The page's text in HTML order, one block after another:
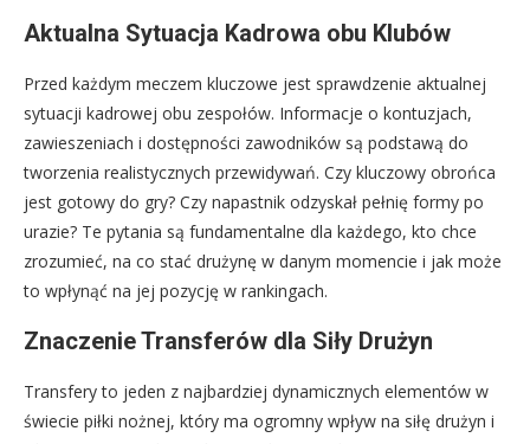
Aktualna Sytuacja Kadrowa obu Klubów
Przed każdym meczem kluczowe jest sprawdzenie aktualnej
sytuacji kadrowej obu zespołów. Informacje o kontuzjach,
zawieszeniach i dostępności zawodników są podstawą do
tworzenia realistycznych przewidywań. Czy kluczowy obrońca
jest gotowy do gry? Czy napastnik odzyskał pełnię formy po
urazie? Te pytania są fundamentalne dla każdego, kto chce
zrozumieć, na co stać drużynę w danym momencie i jak może
to wpłynąć na jej pozycję w rankingach.
Znaczenie Transferów dla Siły Drużyn
Transfery to jeden z najbardziej dynamicznych elementów w
świecie piłki nożnej, który ma ogromny wpływ na siłę drużyn i